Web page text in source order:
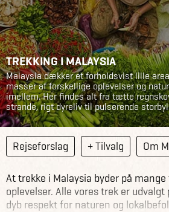
TREKKING I MALAYSIA
Malaysia dækker et forholdsvist lille
masser af forskellige oplevelser og
imellem. Her findes alt fra tætte
strande, rigt dyreliv til pulserende
Rejseforslag + Tilvalg Om
At trekke i Malaysia byder på
oplevelser. Alle vores trek er
dyb respekt for naturen og